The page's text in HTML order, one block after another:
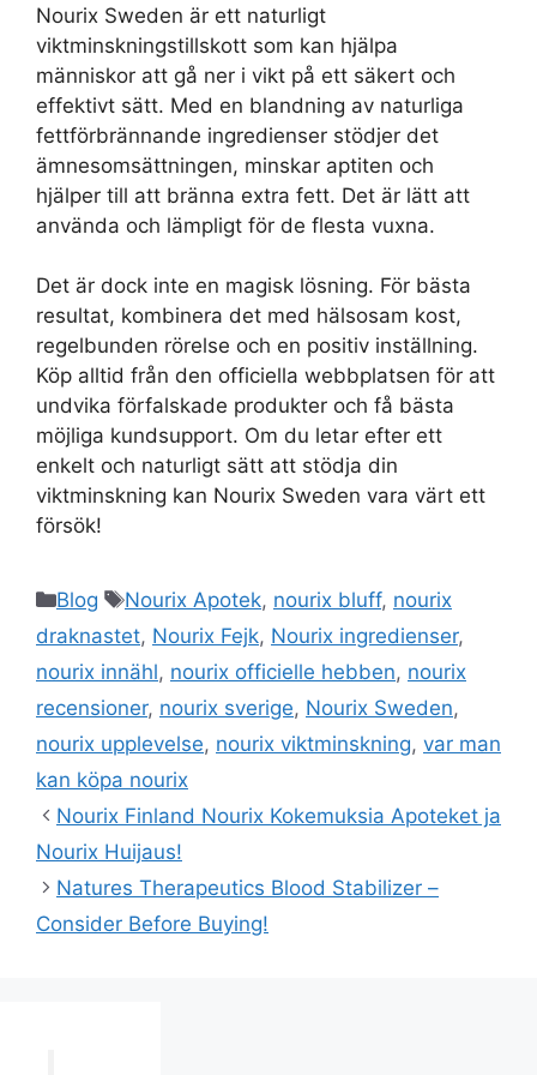
Nourix Sweden är ett naturligt
viktminskningstillskott som kan hjälpa
människor att gå ner i vikt på ett säkert och
effektivt sätt. Med en blandning av naturliga
fettförbrännande ingredienser stödjer det
ämnesomsättningen, minskar aptiten och
hjälper till att bränna extra fett. Det är lätt att
använda och lämpligt för de flesta vuxna.
Det är dock inte en magisk lösning. För bästa
resultat, kombinera det med hälsosam kost,
regelbunden rörelse och en positiv inställning.
Köp alltid från den officiella webbplatsen för att
undvika förfalskade produkter och få bästa
möjliga kundsupport. Om du letar efter ett
enkelt och naturligt sätt att stödja din
viktminskning kan Nourix Sweden vara värt ett
försök!
Categories
Blog Tags
Nourix Apotek, nourix bluff, nourix
draknastet, Nourix Fejk, Nourix ingredienser,
nourix innähl, nourix officielle hebben, nourix
recensioner, nourix sverige, Nourix Sweden,
nourix upplevelse, nourix viktminskning, var man
kan köpa nourix
Nourix Finland Nourix Kokemuksia Apoteket ja
Nourix Huijaus!
Natures Therapeutics Blood Stabilizer –
Consider Before Buying!